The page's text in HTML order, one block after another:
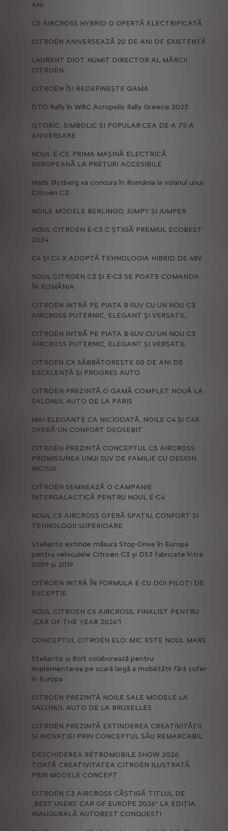
ANI
C5 AIRCROSS HYBRID O OFERTĂ ELECTRIFICATĂ
CITROËN ANIVERSEAZĂ 20 DE ANI DE EXISTENȚĂ
LAURENT DIOT NUMIT DIRECTOR AL MĂRCII
CITROËN
CITROËN ÎȘI REDEFINEȘTE GAMA
DTO Rally în WRC Acropolis Rally Greece 2023
ISTORIC, SIMBOLIC ȘI POPULAR:CEA DE-A 75-A
ANIVERSARE
NOUL Ë-C3, PRIMA MAȘINĂ ELECTRICĂ
EUROPEANĂ LA PREȚURI ACCESIBILE
Mads Østberg va concura în România la volanul unui
Citroën C3
NOILE MODELE BERLINGO, JUMPY ȘI JUMPER
NOUL CITROËN Ë-C3 C ȘTIGĂ PREMIUL ECOBEST
2024
C4 ȘI C4 X ADOPTĂ TEHNOLOGIA HIBRID DE 48V
NOUL CITROEN C3 ȘI E-C3 SE POATE COMANDA
ÎN ROMÂNIA
CITROËN INTRĂ PE PIAȚA B-SUV CU UN NOU C3
AIRCROSS PUTERNIC, ELEGANT ȘI VERSATIL
CITROËN INTRĂ PE PIAȚA B-SUV CU UN NOU C3
AIRCROSS PUTERNIC, ELEGANT ȘI VERSATIL
CITROËN CX SĂRBĂTOREȘTE 50 DE ANI DE
EXCELENȚĂ ȘI PROGRES AUTO
CITROËN PREZINTĂ O GAMĂ COMPLET NOUĂ LA
SALONUL AUTO DE LA PARIS
MAI ELEGANTE CA NICIODATĂ, NOILE C4 ȘI C4X
OFERĂ UN CONFORT DEOSEBIT
CITROËN PREZINTĂ CONCEPTUL C5 AIRCROSS:
PROMISIUNEA UNUI SUV DE FAMILIE CU DESIGN
INCISIV
CITROËN SEMNEAZĂ O CAMPANIE
INTERGALACTICĂ PENTRU NOUL Ë-C4
NOUL C5 AIRCROSS OFERĂ SPAȚIU, CONFORT ȘI
TEHNOLOGII SUPERIOARE
Stellantis extinde măsura Stop-Drive în Europa
pentru vehiculele Citroën C3 și DS3 fabricate între
2009 și 2019
CITROËN INTRĂ ÎN FORMULA E CU DOI PILOȚI DE
EXCEPȚIE
NOUL CITROËN C5 AIRCROSS, FINALIST PENTRU
„CAR OF THE YEAR 2026”!
CONCEPTUL CITROËN ELO: MIC ESTE NOUL MARE
Stellantis și Bolt colaborează pentru
implementarea pe scară largă a mobilității fără șofer
în Europa
CITROËN PREZINTĂ NOILE SALE MODELE LA
SALONUL AUTO DE LA BRUXELLES
CITROËN PREZINTĂ EXTINDEREA CREATIVITĂȚII
ȘI INOVAȚIEI PRIN CONCEPTUL SĂU REMARCABIL
DESCHIDEREA RÉTROMOBILE SHOW 2026:
TOATĂ CREATIVITATEA CITROËN ILUSTRATĂ
PRIN MODELE CONCEPT
CITROËN C3 AIRCROSS CÂȘTIGĂ TITLUL DE
„BEST USERS’ CAR OF EUROPE 2026” LA EDIȚIA
INAUGURALĂ AUTOBEST CONQUEST!